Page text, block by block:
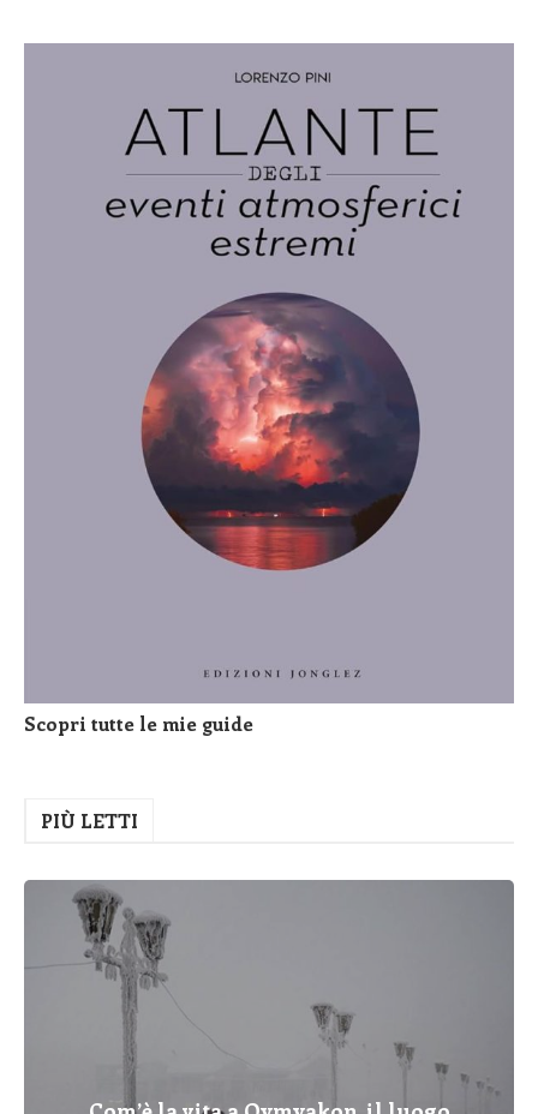
Scopri tutte le mie guide
PIÙ LETTI